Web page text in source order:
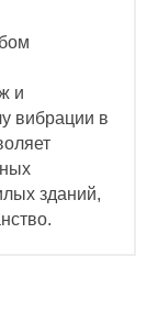
и
вибрации в
зданий,